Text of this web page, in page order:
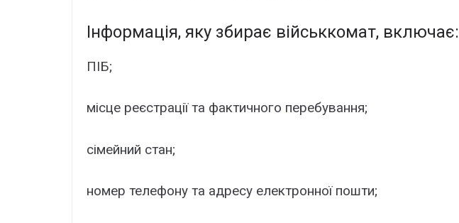
Інформація, яку збирає військкомат, включає:
ПІБ;
місце реєстрації та фактичного перебування;
сімейний стан;
номер телефону та адресу електронної пошти;